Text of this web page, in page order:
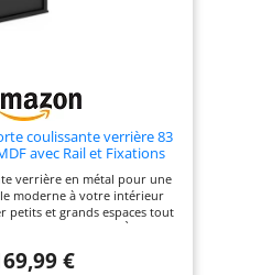
coulissante verrière 83
avec Rail et Fixations
verrière en métal pour une
moderne à votre intérieur
petits et grands espaces tout
de la pièce À la fois
quelle pièce ! Structure
€